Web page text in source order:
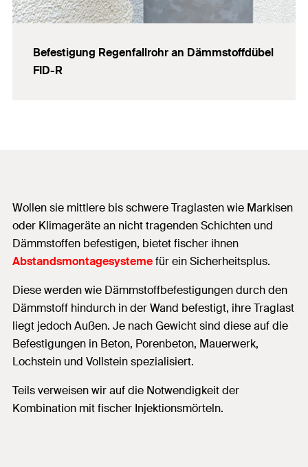
Befestigung Regenfallrohr an Dämmstoffdübel
FID-R
Wollen sie mittlere bis schwere Traglasten wie Markisen
oder Klimageräte an nicht tragenden Schichten und
Dämmstoffen befestigen, bietet fischer ihnen
Abstandsmontagesystemefür ein Sicherheitsplus.
Diese werden wie Dämmstoffbefestigungen durch den
Dämmstoff hindurch in der Wand befestigt, ihre Traglast
liegt jedoch Außen. Je nach Gewicht sind diese auf die
Befestigungen in Beton, Porenbeton, Mauerwerk,
Lochstein und Vollstein spezialisiert.
Teils verweisen wir auf die Notwendigkeit der
Kombination mit fischer Injektionsmörteln.